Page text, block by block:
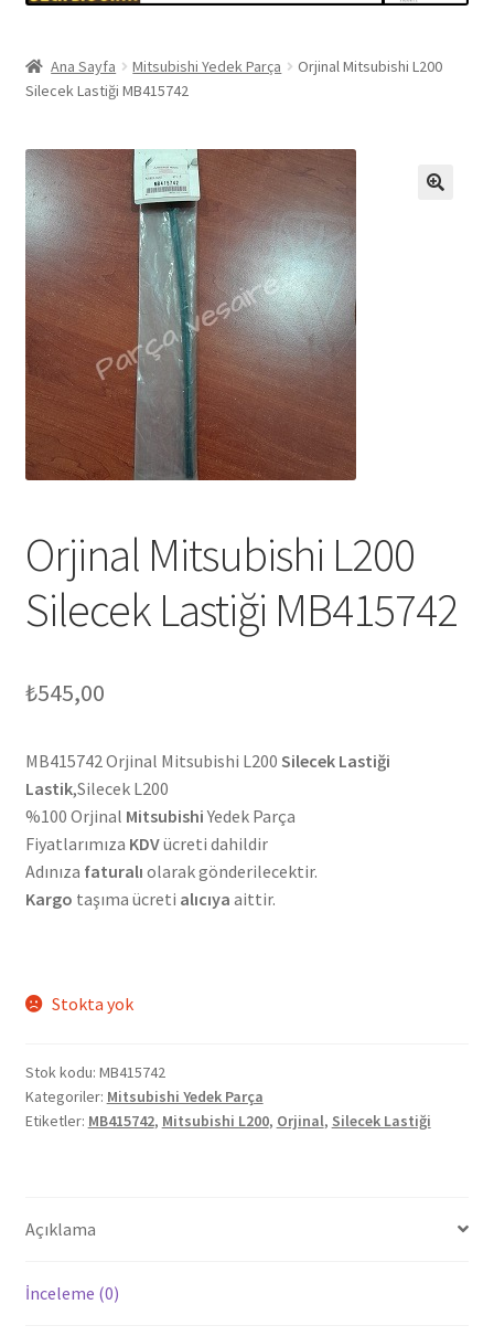
Ana Sayfa Mitsubishi Yedek Parça
Orjinal Mitsubishi L200
Silecek Lastiği MB415742
Orjinal Mitsubishi L200
Silecek Lastiği MB415742
₺545,00
MB415742 Orjinal Mitsubishi L200 Silecek Lastiği
Lastik,Silecek L200
%100 Orjinal MitsubishiYedek Parça
Fiyatlarımıza KDVücreti dahildir
Adınıza faturalı olarak gönderilecektir.
Kargo taşıma ücreti alıcıya aittir.
Stokta yok
Stok kodu: MB415742
Kategoriler: Mitsubishi Yedek Parça
Etiketler: MB415742, Mitsubishi L200, Orjinal, Silecek Lastiği
Açıklama
İnceleme (0)